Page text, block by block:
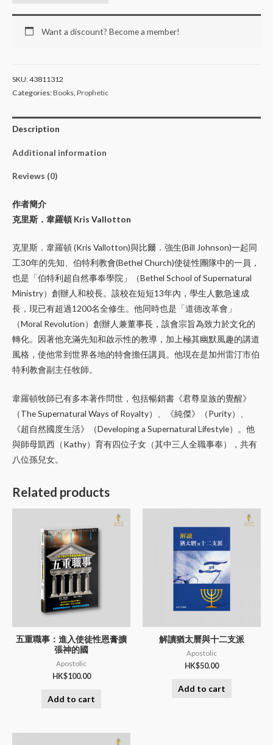
Want a discount? Become a member!
SKU:43811312
Categories:Books Prophetic
Description
Additional information
Reviews (0)
作者簡介
克里斯．韋羅頓 Kris Vallotton
克里斯．韋羅頓 (Kris Vallotton)與比爾．強生(Bill Johnson)一起同
工30年的先知、伯特利教會(Bethel Church)使徒性團隊中的一員，
也是「伯特利超自然事奉學院」（Bethel School of Supernatural
Ministry）創辦人和校長。該校在短短13年內，學生人數急速成
長，現已有超過1200名全修生。他同時也是「道德改革會」
（Moral Revolution）創辦人兼董事長，該會宗旨為致力於文化的
轉化。因著他充滿先知和啟示性的教導，加上極其幽默風趣的講道
風格，使他常到世界各地的特會擔任講員。他現在是加州雷汀市伯
特利教會副主任牧師。
韋羅頓牧師已有多本著作問世，包括暢銷書《君尊皇族的覺醒》
（The Supernatural Ways of Royalty）、《純傑》（Purity）、
《超自然國度生活》（Developing a Supernatural Lifestyle）。他
與師母凱西（Kathy）育有四位子女（其中三人全職事奉），共有
八位孫兒女。
Related products
五重職事：進入使徒性恩膏擴
張神的國
Apostolic
HK$100.00
Add to cart
解讀猶太曆與十二支派
Apostolic
HK$50.00
Add to cart